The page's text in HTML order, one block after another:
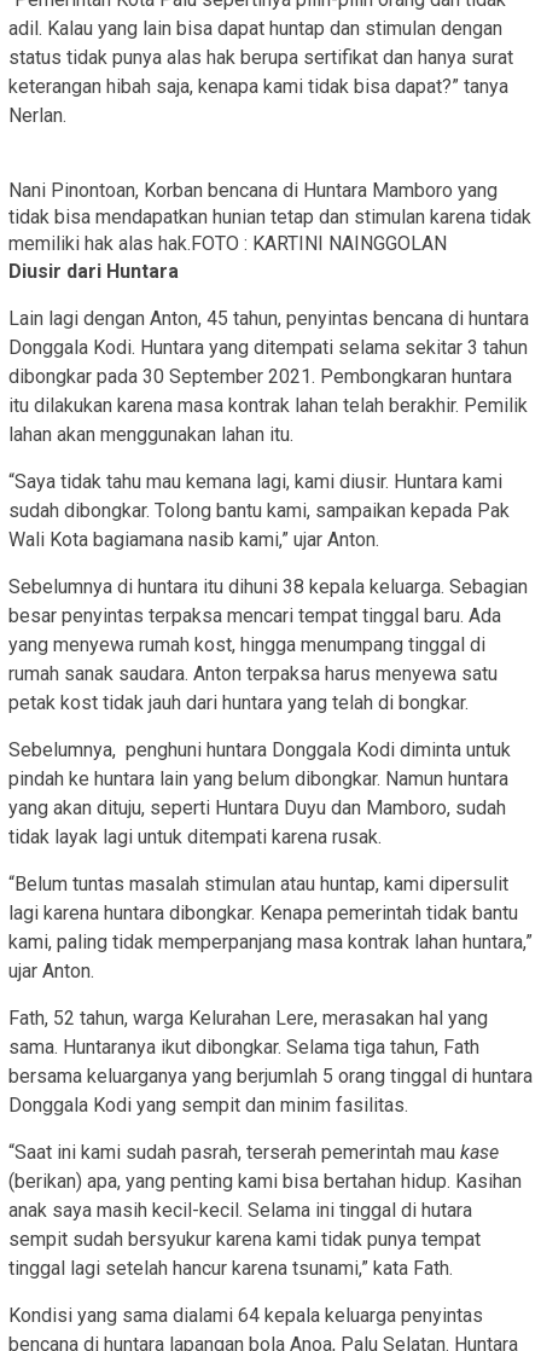
adil. Kalau yang lain bisa dapat huntap dan stimulan dengan
status tidak punya alas hak berupa sertifikat dan hanya surat
keterangan hibah saja, kenapa kami tidak bisa dapat?” tanya
Nerlan.
Nani Pinontoan, Korban bencana di Huntara Mamboro yang
tidak bisa mendapatkan hunian tetap dan stimulan karena tidak
memiliki hak alas hak.FOTO : KARTINI NAINGGOLAN
Diusir dari Huntara
Lain lagi dengan Anton, 45 tahun, penyintas bencana di huntara
Donggala Kodi. Huntara yang ditempati selama sekitar 3 tahun
dibongkar pada 30 September 2021. Pembongkaran huntara
itu dilakukan karena masa kontrak lahan telah berakhir. Pemilik
lahan akan menggunakan lahan itu.
“Saya tidak tahu mau kemana lagi, kami diusir. Huntara kami
sudah dibongkar. Tolong bantu kami, sampaikan kepada Pak
Wali Kota bagiamana nasib kami,” ujar Anton.
Sebelumnya di huntara itu dihuni 38 kepala keluarga. Sebagian
besar penyintas terpaksa mencari tempat tinggal baru. Ada
yang menyewa rumah kost, hingga menumpang tinggal di
rumah sanak saudara. Anton terpaksa harus menyewa satu
petak kost tidak jauh dari huntara yang telah di bongkar.
Sebelumnya, penghuni huntara Donggala Kodi diminta untuk
pindah ke huntara lain yang belum dibongkar. Namun huntara
yang akan dituju, seperti Huntara Duyu dan Mamboro, sudah
tidak layak lagi untuk ditempati karena rusak.
“Belum tuntas masalah stimulan atau huntap, kami dipersulit
lagi karena huntara dibongkar. Kenapa pemerintah tidak bantu
kami, paling tidak memperpanjang masa kontrak lahan huntara,”
ujar Anton.
Fath, 52 tahun, warga Kelurahan Lere, merasakan hal yang
sama. Huntaranya ikut dibongkar. Selama tiga tahun, Fath
bersama keluarganya yang berjumlah 5 orang tinggal di huntara
Donggala Kodi yang sempit dan minim fasilitas.
“Saat ini kami sudah pasrah, terserah pemerintah mau kase
(berikan) apa, yang penting kami bisa bertahan hidup. Kasihan
anak saya masih kecil-kecil. Selama ini tinggal di hutara
sempit sudah bersyukur karena kami tidak punya tempat
tinggal lagi setelah hancur karena tsunami,” kata Fath.
Kondisi yang sama dialami 64 kepala keluarga penyintas
bencana di huntara lapangan bola Anoa, Palu Selatan. Huntara